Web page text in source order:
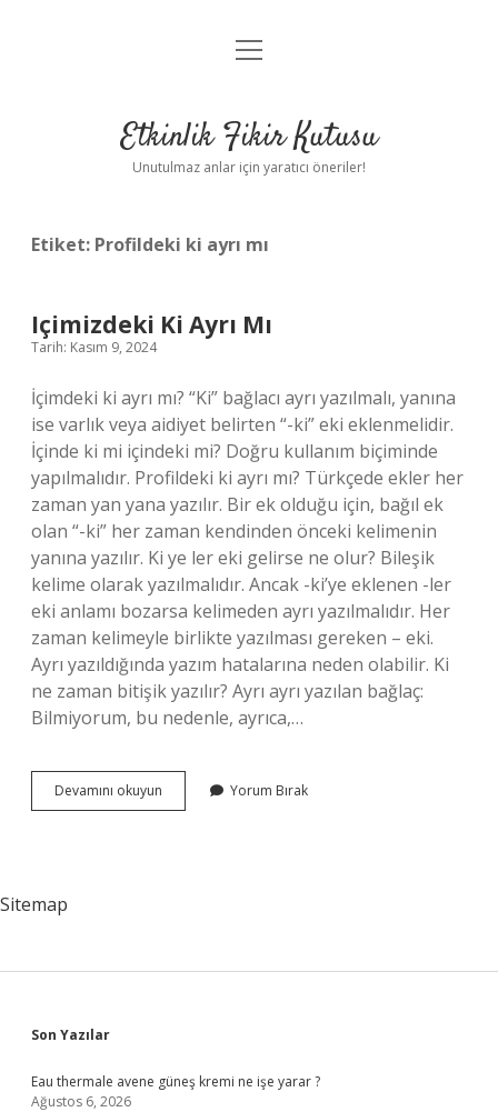
Anasayfa
Yasal Uyarı
menüyü
Etkinlik Fikir Kutusu
Unutulmaz anlar için yaratıcı öneriler!
Etiket: Profildeki ki ayrı mı
Içimizdeki Ki Ayrı Mı
Tarih: Kasım 9, 2024
İçimdeki ki ayrı mı? “Ki” bağlacı ayrı yazılmalı, yanına
ise varlık veya aidiyet belirten “-ki” eki eklenmelidir.
İçinde ki mi içindeki mi? Doğru kullanım biçiminde
yapılmalıdır. Profildeki ki ayrı mı? Türkçede ekler her
zaman yan yana yazılır. Bir ek olduğu için, bağıl ek
olan “-ki” her zaman kendinden önceki kelimenin
yanına yazılır. Ki ye ler eki gelirse ne olur? Bileşik
kelime olarak yazılmalıdır. Ancak -ki’ye eklenen -ler
eki anlamı bozarsa kelimeden ayrı yazılmalıdır. Her
zaman kelimeyle birlikte yazılması gereken – eki.
Ayrı yazıldığında yazım hatalarına neden olabilir. Ki
ne zaman bitişik yazılır? Ayrı ayrı yazılan bağlaç:
Bilmiyorum, bu nedenle, ayrıca,…
Devamını okuyun Içimizdeki
Ki
Yorum Bırak
Sitemap
Sidebar
Son Yazılar
Eau thermale avene güneş kremi ne işe yarar ?
Ağustos 6, 2026